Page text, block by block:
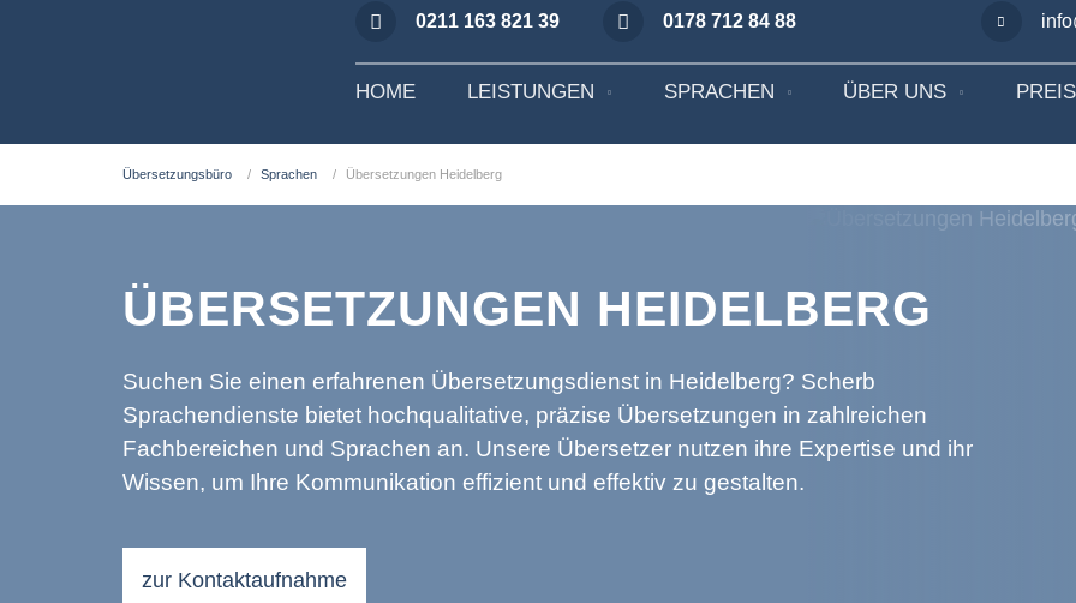
0211 163 821 39 0178 712 84 88
HOME LEISTUNGEN SPRACHEN ÜBER UNS
Übersetzungsbüro Sprachen Übersetzungen Heidelberg
ÜBERSETZUNGEN HEIDELBERG
Suchen Sie einen erfahrenen Übersetzungsdienst in Heidelberg? Scherb
Sprachendienste bietet hochqualitative, präzise Übersetzungen in zahlreichen
Fachbereichen und Sprachen an. Unsere Übersetzer nutzen ihre Expertise und ihr
Wissen, um Ihre Kommunikation effizient und effektiv zu gestalten.
zur Kontaktaufnahme